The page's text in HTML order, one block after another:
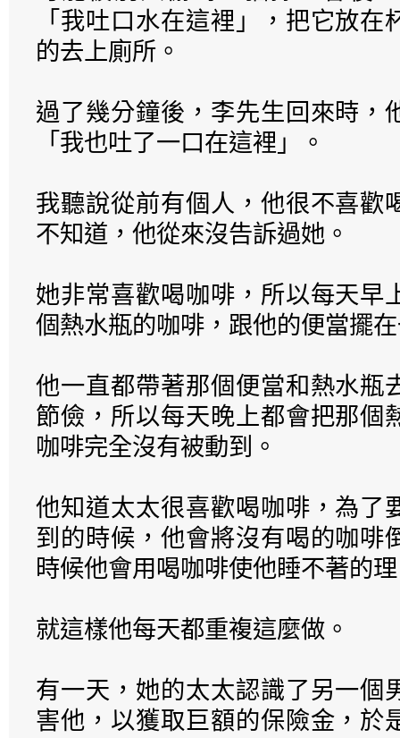
「我吐口水在這裡」，把它放
的去上廁所。
過了幾分鐘後，李先生回來時，
「我也吐了一口在這裡」。
我聽說從前有個人，他很不喜歡
不知道，他從來沒告訴過她。
她非常喜歡喝咖啡，所以每天早
個熱水瓶的咖啡，跟他的便當擺
他一直都帶著那個便當和熱水瓶
節儉，所以每天晚上都會把那個
咖啡完全沒有被動到。
他知道太太很喜歡喝咖啡，為了
到的時候，他會將沒有喝的咖啡
時候他會用喝咖啡使他睡不著的
就這樣他每天都重複這麼做。
有一天，她的太太認識了另一個
害他，以獲取巨額的保險金，於